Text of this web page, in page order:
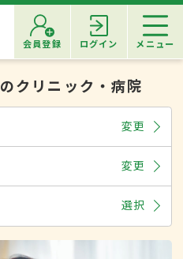
会員登録 ログイン メニュー
のクリニック・病院
変更
変更
選択